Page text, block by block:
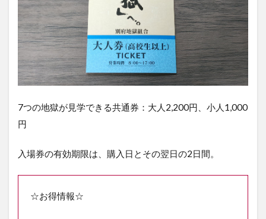
【国
指定
名
勝】
白池
地獄
【計
ぷ地
獄め
力で
7つの地獄が見学できる共通券：大人2,200円、小人1,000
円
入場券の有効期限は、購入日とその翌日の2日間。
☆お得情報☆